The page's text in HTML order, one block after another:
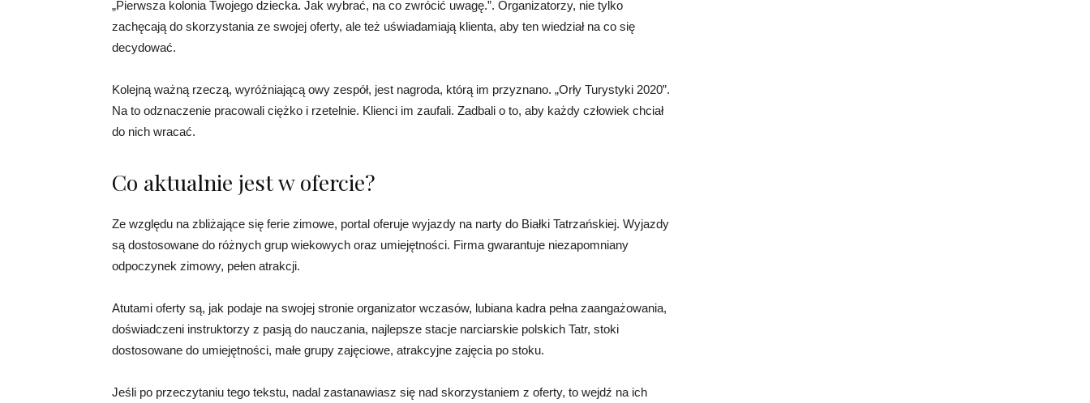
„Pierwsza kolonia Twojego dziecka. Jak wybrać, na co zwrócić uwagę.”. Organizatorzy, nie tylko
zachęcają do skorzystania ze swojej oferty, ale też uświadamiają klienta, aby ten wiedział na co się
decydować.
Kolejną ważną rzeczą, wyróżniającą owy zespół, jest nagroda, którą im przyznano. „Orły Turystyki 2020”.
Na to odznaczenie pracowali ciężko i rzetelnie. Klienci im zaufali. Zadbali o to, aby każdy człowiek chciał
do nich wracać.
Co aktualnie jest w ofercie?
Ze względu na zbliżające się ferie zimowe, portal oferuje wyjazdy na narty do Białki Tatrzańskiej. Wyjazdy
są dostosowane do różnych grup wiekowych oraz umiejętności. Firma gwarantuje niezapomniany
odpoczynek zimowy, pełen atrakcji.
Atutami oferty są, jak podaje na swojej stronie organizator wczasów, lubiana kadra pełna zaangażowania,
doświadczeni instruktorzy z pasją do nauczania, najlepsze stacje narciarskie polskich Tatr, stoki
dostosowane do umiejętności, małe grupy zajęciowe, atrakcyjne zajęcia po stoku.
Jeśli po przeczytaniu tego tekstu, nadal zastanawiasz się nad skorzystaniem z oferty, to wejdź na ich